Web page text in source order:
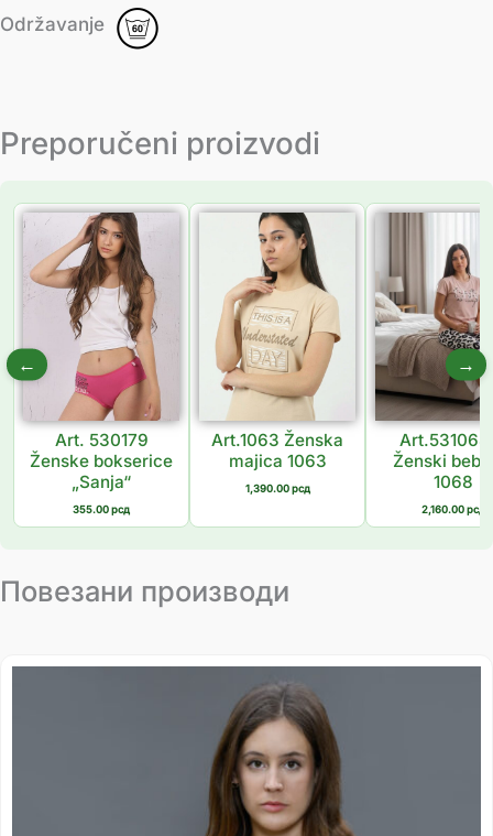
Održavanje
Preporučeni proizvodi
←
Art. 530179
Ženske bokserice
„Sanja“
355.00рсд
Art.1063 Ženska
majica 1063
1,390.00рсд
Ženski bebi
1068
2,160.00рсд
→
Повезани производи